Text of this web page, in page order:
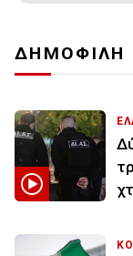
ΔΗΜΟΦΙΛΗ